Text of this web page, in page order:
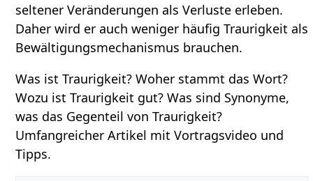
seltener Veränderungen als Verluste erleben.
Daher wird er auch weniger häufig Traurigkeit als
Bewältigungsmechanismus brauchen.
Was ist Traurigkeit? Woher stammt das Wort?
Wozu ist Traurigkeit gut? Was sind Synonyme,
was das Gegenteil von Traurigkeit?
Umfangreicher Artikel mit Vortragsvideo und
Tipps.